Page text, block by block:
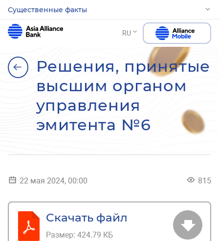
Существенные факты
RU
Решения, принятые
высшим органом
управления
эмитента №6
22 мая 2024, 00:00 815
Скачать файл
Размер: 424.79 КБ